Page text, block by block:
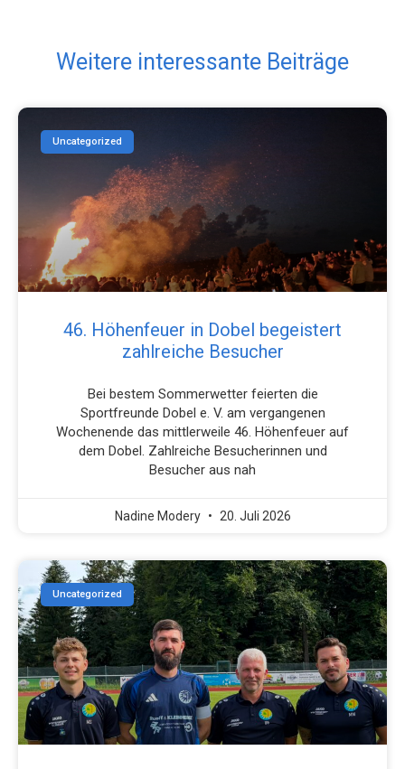
Weitere interessante Beiträge
Uncategorized
46. Höhenfeuer in Dobel begeistert
zahlreiche Besucher
Bei bestem Sommerwetter feierten die
Sportfreunde Dobel e. V. am vergangenen
Wochenende das mittlerweile 46. Höhenfeuer auf
dem Dobel. Zahlreiche Besucherinnen und
Besucher aus nah
Nadine Modery 20. Juli 2026
Uncategorized